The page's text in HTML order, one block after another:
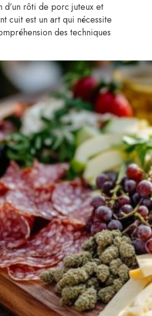
d’un rôti de porc juteux et
cuit est un art qui nécessite
des techniques